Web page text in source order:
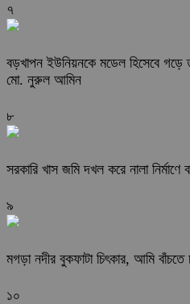
৭
বড়খাপন ইউনিয়নকে মডেল হিসেবে গড়ে
মো. নুরুল আমিন
৮
সরকারি খাস জমি দখল করে নালা নির্মাণে
৯
মগড়া নদীর বুকফাটা চিৎকার, আমি বাঁচতে
১০